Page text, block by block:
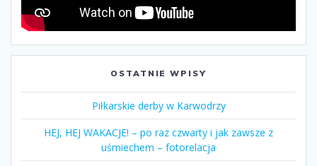
OSTATNIE WPISY
Piłkarskie derby w Karwodrzy
HEJ, HEJ WAKACJE! – po raz czwarty i jak zawsze z
uśmiechem – fotorelacja